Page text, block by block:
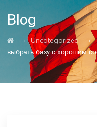
Blog
→Uncategorized →
выбрать базу с хорошим